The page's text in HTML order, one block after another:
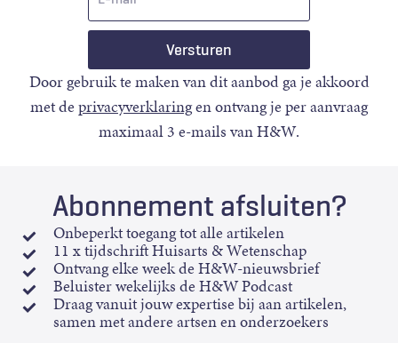
Door gebruik te maken van dit aanbod ga je akkoord
met deprivacyverklaringen ontvang je per aanvraag
maximaal 3 e-mails van H&W.
Abonnement afsluiten?
Onbeperkt toegang tot alle artikelen
11 x tijdschrift Huisarts & Wetenschap
Ontvang elke week de H&W-nieuwsbrief
Beluister wekelijks de H&W Podcast
Draag vanuit jouw expertise bij aan artikelen,
samen met andere artsen en onderzoekers